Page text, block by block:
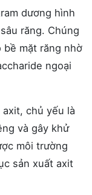
dương hình
răng. Chúng
bề mặt răng nhờ
ngoại
chủ yếu là
và gây khử
môi trường
sản xuất axit